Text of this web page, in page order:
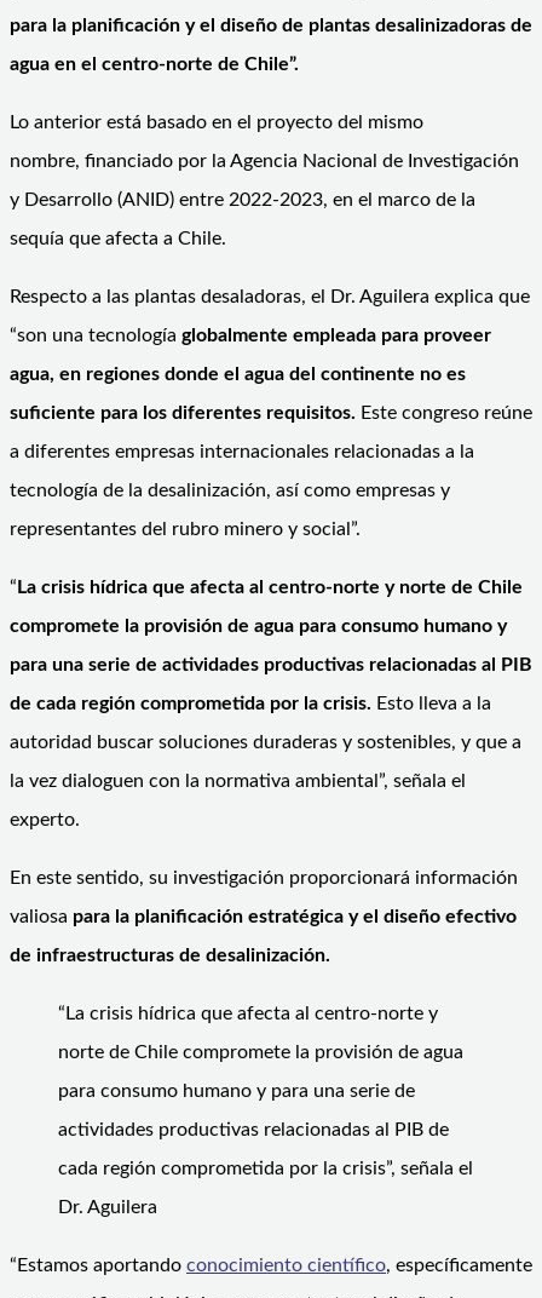
para la planificación y el diseño de plantas desalinizadoras de
agua en el centro-norte de Chile”.
Lo anterior está basado en el proyecto del mismo
nombre, financiado por la Agencia Nacional de Investigación
y Desarrollo (ANID) entre 2022-2023, en el marco de la
sequía que afecta a Chile.
Respecto a las plantas desaladoras, el Dr. Aguilera explica que
“son una tecnología globalmente empleada para proveer
agua, en regiones donde el agua del continente no es
suficiente para los diferentes requisitos. Este congreso reúne
a diferentes empresas internacionales relacionadas a la
tecnología de la desalinización, así como empresas y
representantes del rubro minero y social”.
“La crisis hídrica que afecta al centro-norte y norte de Chile
compromete la provisión de agua para consumo humano y
para una serie de actividades productivas relacionadas al PIB
de cada región comprometida por la crisis. Esto lleva a la
autoridad buscar soluciones duraderas y sostenibles, y que a
la vez dialoguen con la normativa ambiental”, señala el
experto.
En este sentido, su investigación proporcionará información
valiosa para la planificación estratégica y el diseño efectivo
de infraestructuras de desalinización.
“La crisis hídrica que afecta al centro-norte y
norte de Chile compromete la provisión de agua
para consumo humano y para una serie de
actividades productivas relacionadas al PIB de
cada región comprometida por la crisis”, señala el
Dr. Aguilera
“Estamos aportando conocimiento científico, específicamente